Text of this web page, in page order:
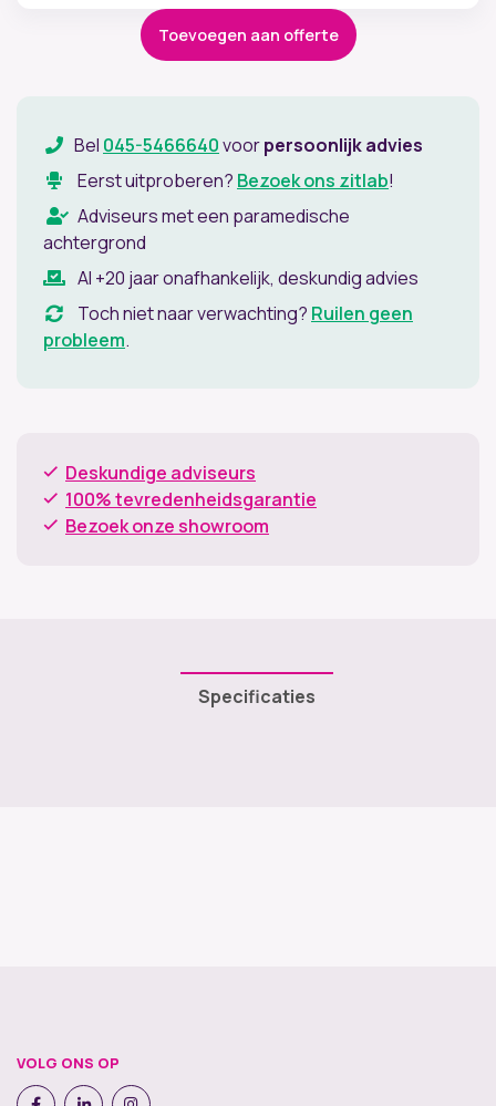
Toevoegen aan offerte
Bel 045-5466640voorpersoonlijk advies
Eerst uitproberen? Bezoek ons zitlab!
Adviseurs met een paramedische
achtergrond
Al +20 jaar onafhankelijk, deskundig advies
Toch niet naar verwachting? Ruilen geen
probleem.
Deskundige adviseurs
100% tevredenheidsgarantie
Bezoek onze showroom
Specificaties
VOLG ONS OP